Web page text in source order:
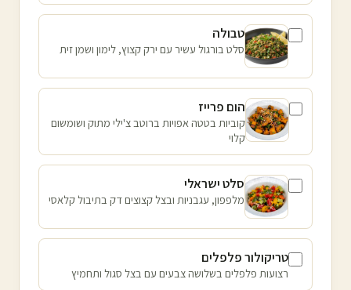
טבולה
סלט בורגול עשיר עם ירק קצוץ, לימון ושמן זית
הום פרייז
קוביות בטטה אפויות ברוטב צ'ילי מתוק ושומשום
קלוי
סלט ישראלי
מלפפון, עגבניות ובצל קצוצים דק בתיבול קלאסי
טריקולור פלפלים
רצועות פלפלים בשלושה צבעים עם בצל סגול ותחמיץ